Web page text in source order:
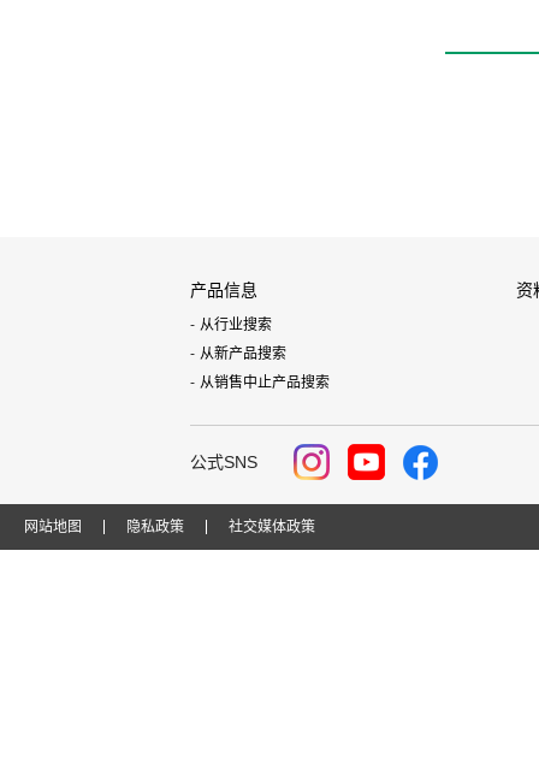
产品信息
从行业搜索
从新产品搜索
从销售中止产品搜索
资
公式SNS
网站地图 隐私政策 社交媒体政策